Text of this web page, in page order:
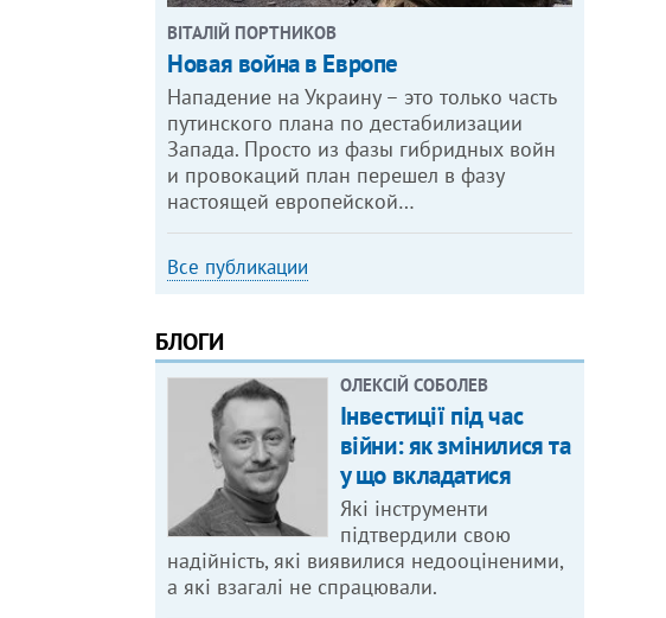
ВІТАЛІЙ ПОРТНИКОВ
Новая война в Европе
Нападение на Украину – это только часть
путинского плана по дестабилизации
Запада. Просто из фазы гибридных войн
и провокаций план перешел в фазу
настоящей европейской…
Все публикации
БЛОГИ
ОЛЕКСІЙ СОБОЛЕВ
Інвестиції під час
війни: як змінилися та
у що вкладатися
Які інструменти
підтвердили свою
надійність, які виявилися недооціненими,
а які взагалі не спрацювали.